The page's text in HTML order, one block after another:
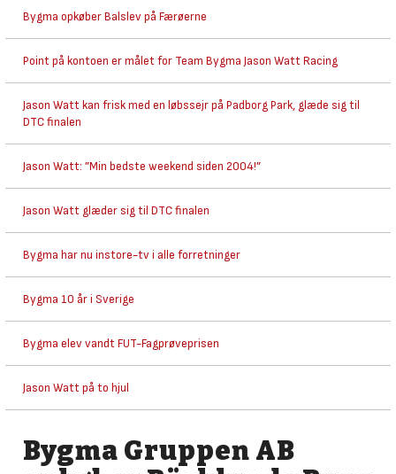
Bygma opkøber Balslev på Færøerne
Point på kontoen er målet for Team Bygma Jason Watt Racing
Jason Watt kan frisk med en løbssejr på Padborg Park, glæde sig til
DTC finalen
Jason Watt: ”Min bedste weekend siden 2004!”
Jason Watt glæder sig til DTC finalen
Bygma har nu instore-tv i alle forretninger
Bygma 10 år i Sverige
Bygma elev vandt FUT-Fagprøveprisen
Jason Watt på to hjul
Bygma Gruppen AB